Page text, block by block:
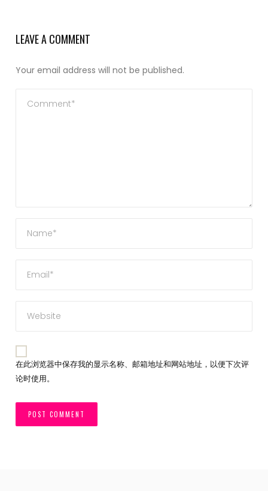
LEAVE A COMMENT
Your email address will not be published.
在此浏览器中保存我的显示名称、邮箱地址和网站地址，以便下次评
论时使用。